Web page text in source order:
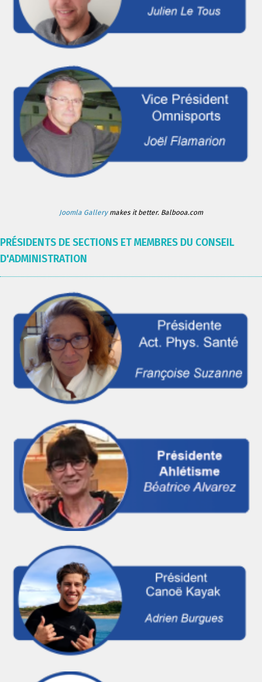
Joomla Gallerymakes it better. Balbooa.com
PRÉSIDENTS DE SECTIONS ET MEMBRES DU CONSEIL
D'ADMINISTRATION